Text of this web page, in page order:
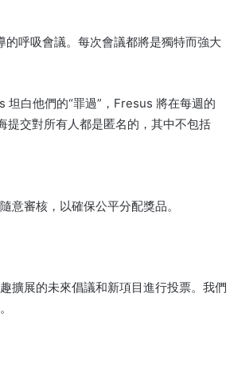
呼吸會議。 每次會議都將是獨特而強大
坦白他們的“罪過”，Fresus 將在每週的
交對所有人都是匿名的，其中不包括
意審核，以確保公平分配獎品。
展的未來倡議和新項目進行投票。 我們